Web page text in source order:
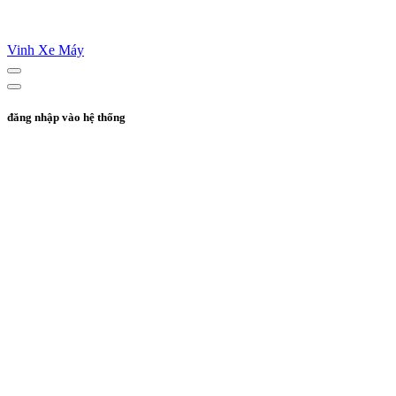
Vinh Xe Máy
đăng nhập vào hệ thống